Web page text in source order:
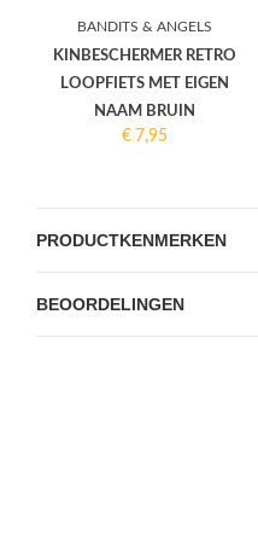
BANDITS & ANGELS
KINBESCHERMER RETRO
LOOPFIETS MET EIGEN
NAAM BRUIN
€ 7,95
PRODUCTKENMERKEN
BEOORDELINGEN